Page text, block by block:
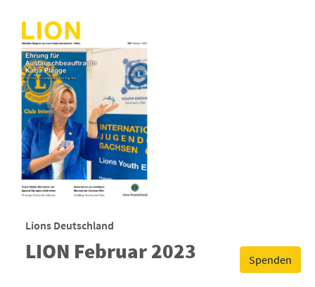
Spenden
Lions Deutschland
LION Februar 2023